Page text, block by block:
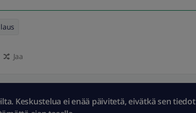
Jaa
Keskustelua ei enää päivitetä, eivätkä sen tiedot